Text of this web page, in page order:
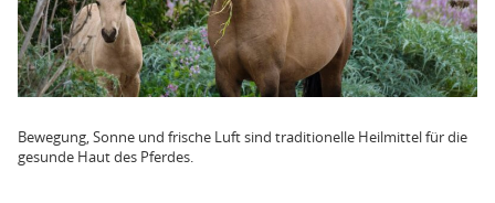
Bewegung, Sonne und frische Luft sind traditionelle Heilmittel für die
gesunde Haut des Pferdes.